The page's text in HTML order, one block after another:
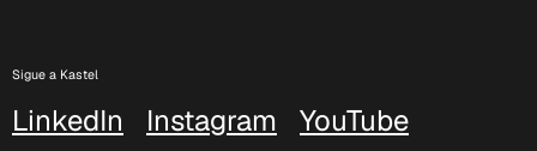
Sigue a Kastel
LinkedIn Instagram
YouTube